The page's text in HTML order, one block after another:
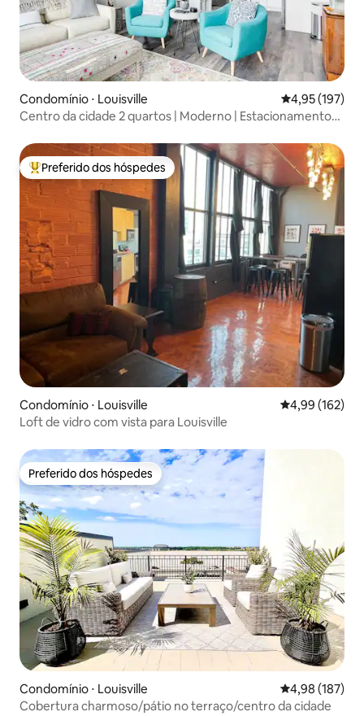
Condomínio ⋅ Louisville 4,95 de uma
4,95 (197)
Centro da cidade 2 quartos | Moderno | Estacionamento
Entre os melhores preferidos dos hóspedes
Preferido dos hóspedes
Condomínio ⋅ Louisville 4,99 de uma
4,99 (162)
Loft de vidro com vista para Louisville
Preferido dos hóspedes
Preferido dos hóspedes
Condomínio ⋅ Louisville 4,98 de uma
4,98 (187)
Cobertura charmoso/pátio no terraço/centro da cidade